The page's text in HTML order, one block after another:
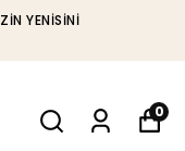
YENISINI
0